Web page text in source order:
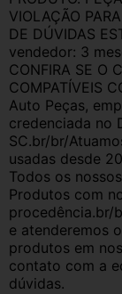
VIOLAÇÃO
DE DÚVIDAS
vendedor: 3
CONFIRA SE O
COMPATÍVEIS
Auto Peças,
credenciada no
SC.br/br/
usadas desde
Todos os
Produtos com
procedência.br/
e atenderemos
produtos em
contato com a
dúvidas.